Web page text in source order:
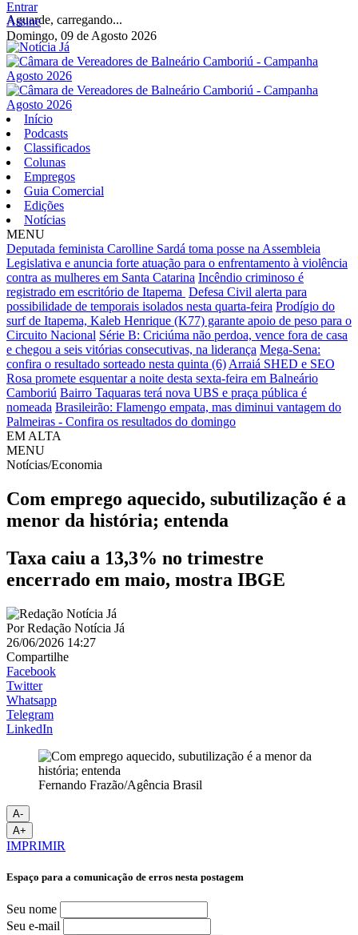
Aguarde, carregando...
Entrar
Assine
Domingo, 09 de Agosto 2026
Início
Podcasts
Classificados
Colunas
Empregos
Guia Comercial
Edições
Notícias
MENU
Deputada feminista Carolline Sardá toma posse na Assembleia
Legislativa e anuncia forte atuação para o enfrentamento à violência
contra as mulheres em Santa Catarina Incêndio criminoso é
registrado em escritório de Itapema Defesa Civil alerta para
possibilidade de temporais isolados nesta quarta-feira Prodígio do
surf de Itapema, Kaleb Henrique (K77) garante apoio de peso para o
Circuito Nacional Série B: Criciúma não perdoa, vence fora de casa
e chegou a seis vitórias consecutivas, na liderança Mega-Sena:
confira o resultado sorteado nesta quinta (6) Arraiá SHED e SEO
Rosa promete esquentar a noite desta sexta-feira em Balneário
Camboriú Bairro Taquaras terá nova UBS e praça pública é
nomeada Brasileirão: Flamengo empata, mas diminui vantagem do
Palmeiras - Confira os resultados do domingo
EM ALTA
MENU
Notícias/Economia
Com emprego aquecido, subutilização é a
menor da história; entenda
Taxa caiu a 13,3% no trimestre
encerrado em maio, mostra IBGE
PorRedação Notícia Já
26/06/2026 14:27
Compartilhe
Facebook
Twitter
Whatsapp
Telegram
LinkedIn
Fernando Frazão/Agência Brasil
A-
A+
IMPRIMIR
Espaço para a comunicação de erros nesta postagem
Seu nome
Seu e-mail